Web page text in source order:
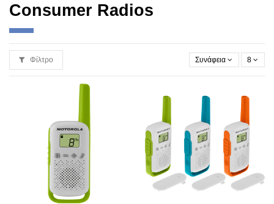
Consumer Radios
Φίλτρο Συνάφεια 8